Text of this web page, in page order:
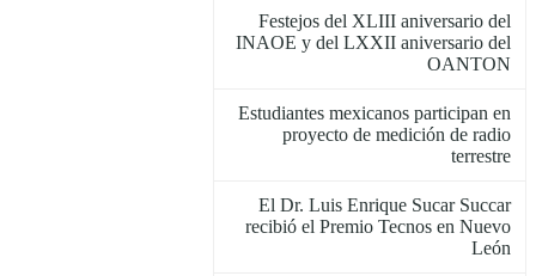
Festejos del XLIII aniversario del
INAOE y del LXXII aniversario del
OANTON
Estudiantes mexicanos participan en
proyecto de medición de radio
terrestre
El Dr. Luis Enrique Sucar Succar
recibió el Premio Tecnos en Nuevo
León